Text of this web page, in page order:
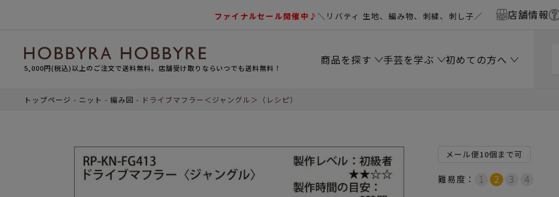
ファイナルセール開催中♪＼リバティ 生地、編み物、刺繍、刺し子／ 店舗情報
5,000円(税込)以上のご注文で送料無料。店舗受け取りならいつでも送料無料！
商品を探す 手芸を学ぶ 初めての方へ
トップページ ニット 編み図 ドライブマフラー＜ジャングル＞（レシピ）
メール便10個まで可
難易度：